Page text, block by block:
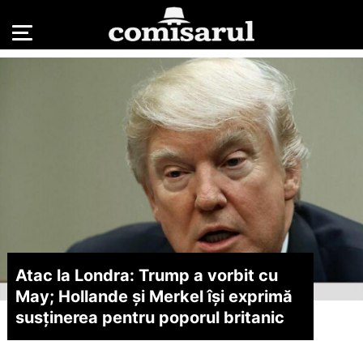
Atac la Londra: Trump a vorbit cu
May; Hollande și Merkel își exprimă
susținerea pentru poporul britanic